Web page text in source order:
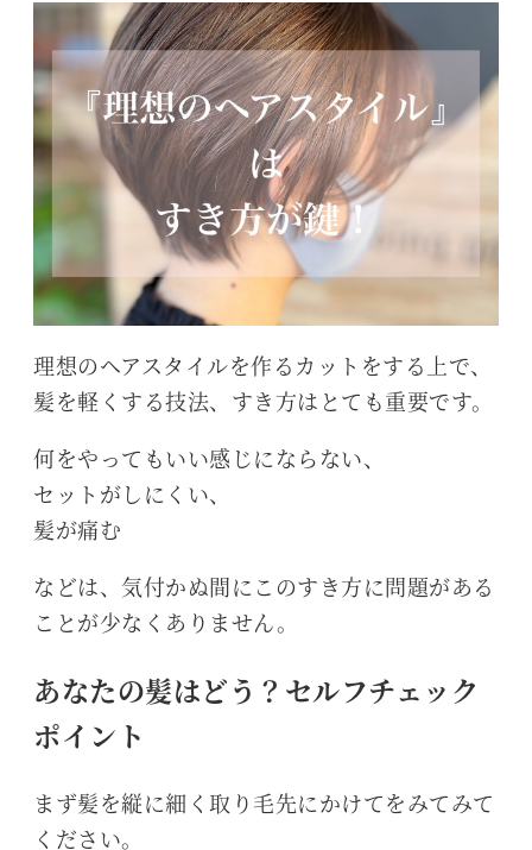
理想のヘアスタイルを作るカットをする上で、
髪を軽くする技法、すき方はとても重要です。
何をやってもいい感じにならない、
セットがしにくい、
髪が痛む
などは、気付かぬ間にこのすき方に問題がある
ことが少なくありません。
あなたの髪はどう？セルフチェック
ポイント
まず髪を縦に細く取り毛先にかけてをみてみて
ください。